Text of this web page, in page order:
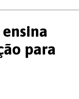
para